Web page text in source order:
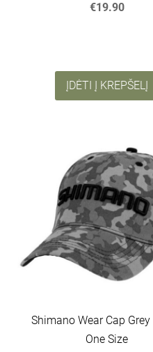
€19.90
ĮDĖTI Į KREPŠELĮ
Shimano Wear Cap
One Size